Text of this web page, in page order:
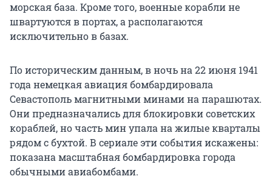
морская база. Кроме того, военные корабли не
швартуются в портах, а располагаются
исключительно в базах.
По историческим данным, в ночь на 22 июня 1941
года немецкая авиация бомбардировала
Севастополь магнитными минами на парашютах.
Они предназначались для блокировки советских
кораблей, но часть мин упала на жилые кварталы
рядом с бухтой. В сериале эти события искажены:
показана масштабная бомбардировка города
обычными авиабомбами.